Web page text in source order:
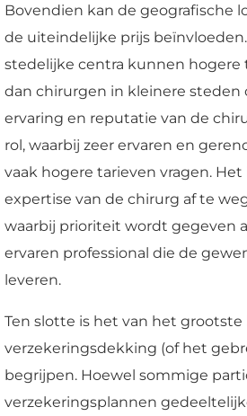
Bovendien kan de geografische
de uiteindelijke prijs
stedelijke centra kunnen hogere
dan chirurgen in kleinere steden
ervaring en reputatie van de
rol, waarbij zeer ervaren en
vaak hogere tarieven vragen.
expertise van de chirurg af te
waarbij prioriteit wordt gegeven
ervaren professional die de
leveren.
Ten slotte is het van het
verzekeringsdekking (of het
begrijpen. Hoewel sommige
verzekeringsplannen